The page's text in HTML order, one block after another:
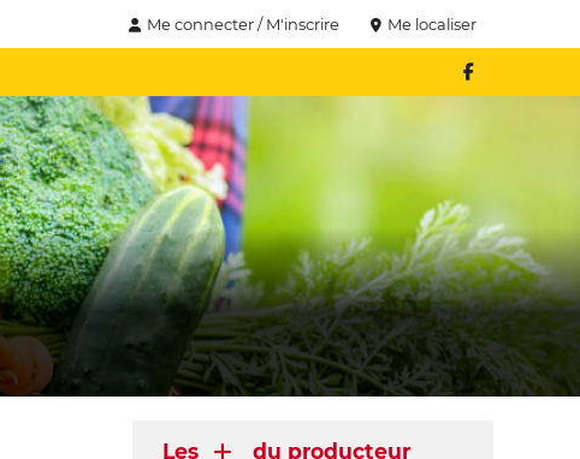
Me connecter / M'inscrire Me localiser
Les du producteur